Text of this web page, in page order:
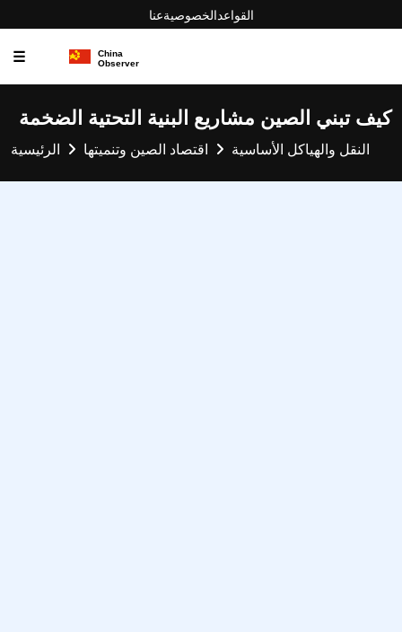
عناالخصوصيةالقواعد
☰
كيف تبني الصين مشاريع البنية التحتية الضخمة
الرئيسية اقتصاد الصين وتنميتها النقل والهياكل الأساسية